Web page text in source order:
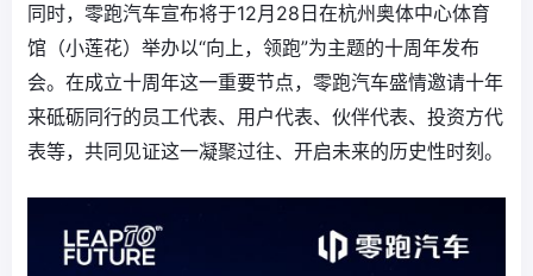
同时，零跑汽车宣布将于12月28日在杭州奥体中心体育
馆（小莲花）举办以“向上，领跑”为主题的十周年发布
会。在成立十周年这一重要节点，零跑汽车盛情邀请十年
来砥砺同行的员工代表、用户代表、伙伴代表、投资方代
表等，共同见证这一凝聚过往、开启未来的历史性时刻。